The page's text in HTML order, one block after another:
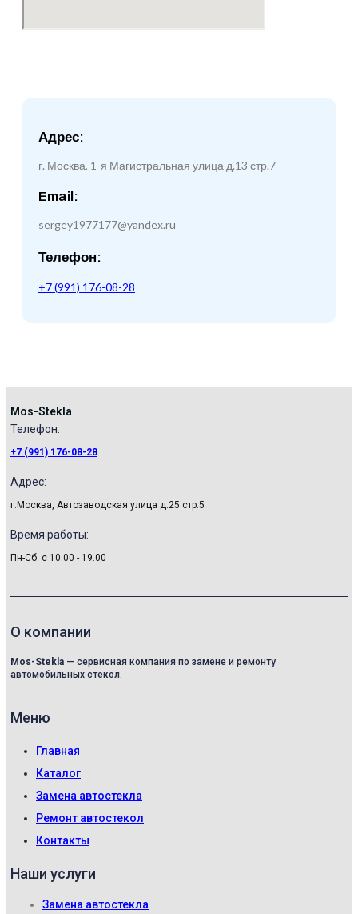
Адрес:
г. Москва, 1-я Магистральная улица д.13 стр.7
Email:
sergey1977177@yandex.ru
Телефон:
+7 (991) 176-08-28
Mos-Stekla
Телефон:​
+7 (991) 176-08-28
Адрес:
г.Москва, Автозаводская улица д.25 стр.5
Время работы:
Пн-Сб. с 10.00 - 19.00
О компании
Mos-Stekla — сервисная компания по замене и ремонту
автомобильных стекол.
Меню
Главная
Каталог
Замена автостекла
Ремонт автостекол
Контакты
Наши услуги
Замена автостекла